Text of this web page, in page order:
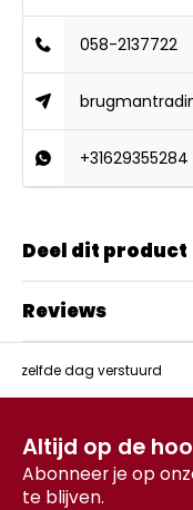
058-2137722
+31629355284
Deel dit product
Reviews
zelfde dag verstuurd
Altijd op de
Abonneer je op
te blijven.